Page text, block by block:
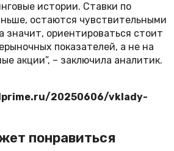
истории. Ставки по
остаются чувствительными
значит, ориентироваться стоит
показателей, а не на
акции”, – заключила аналитик.
20250606/vklady-
понравиться